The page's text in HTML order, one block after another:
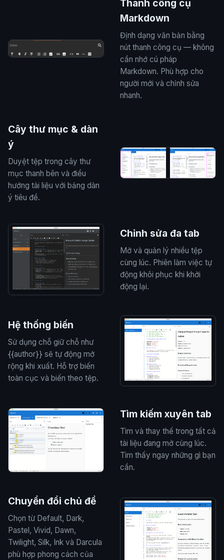
Thanh công cụ
Markdown
Định dạng văn bản bằng
nút thanh công cụ — không
cần nhớ cú pháp
Markdown. Phù hợp cho
người mới và chỉnh sửa
nhanh.
Cây thư mục & dàn
ý
Duyệt tệp trong cây thư
mục thanh bên và điều
hướng tài liệu với bảng dàn
ý tiêu đề.
Chỉnh sửa đa tab
Mở và quản lý nhiều tệp
cùng lúc. Phiên làm việc tự
động khôi phục khi khởi
động lại.
Hệ thống biến
Sử dụng chỗ giữ chỗ như
{{author}} sẽ tự động mở
rộng khi xuất. Hỗ trợ biến
toàn cục và biến theo tệp.
Tìm kiếm xuyên tab
Tìm và thay thế trong tất cả
tài liệu đang mở cùng lúc.
Tìm thấy ngay những gì bạn
cần.
Chuyển đổi chủ đề
Chọn từ Default, Dark,
Pastel, Vivid, Dawn,
Twilight, Silk, Ink và Darcula
phù hợp phong cách của